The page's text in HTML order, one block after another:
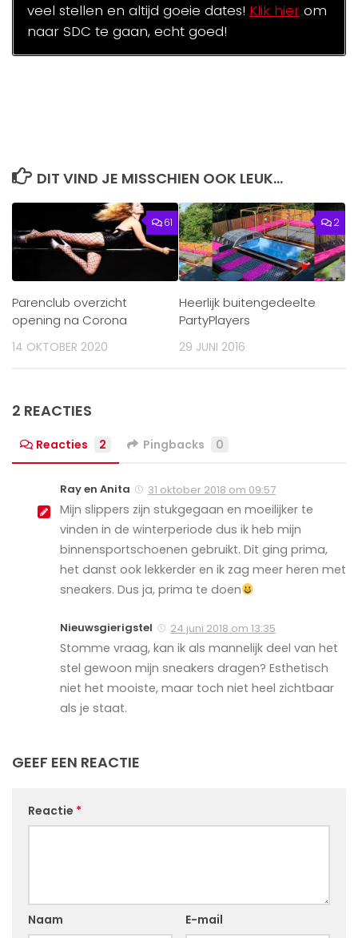
veel stellen en altijd goeie dates! Klik hierom
naar SDC te gaan, echt goed!
DIT VIND JE MISSCHIEN OOK LEUK...
61
Parenclub overzicht
opening na Corona
14 OKTOBER 2020
2
Heerlijk buitengedeelte
PartyPlayers
29 JUNI 2016
2 REACTIES
Reacties 2 Pingbacks 0
Ray en Anita 31 oktober 2018 om 09:57
Mijn slippers zijn stukgegaan en moeilijker te
vinden in de winterperiode dus ik heb mijn
binnensportschoenen gebruikt. Dit ging prima,
het danst ook lekkerder en ik zag meer heren met
sneakers. Dus ja, prima te doen
Nieuwsgierigstel 24 juni 2018 om 13:35
Stomme vraag, kan ik als mannelijk deel van het
stel gewoon mijn sneakers dragen? Esthetisch
niet het mooiste, maar toch niet heel zichtbaar
als je staat.
GEEF EEN REACTIE
Reactie *
Naam E-mail